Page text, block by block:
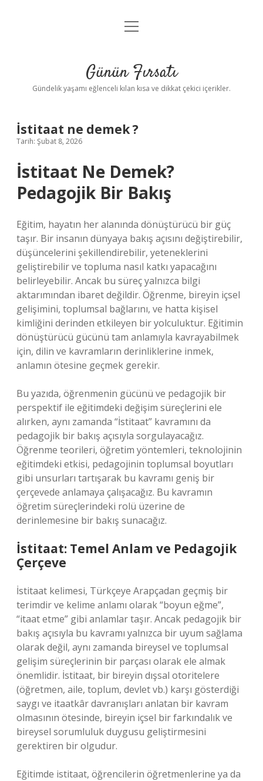
Anasayfa
Yasal Uyarı
menüyü
Günün Fırsatı
Gündelik yaşamı eğlenceli kılan kısa ve dikkat çekici içerikler.
İstitaat ne demek ?
Tarih: Şubat 8, 2026
İstitaat Ne Demek?
Pedagojik Bir Bakış
Eğitim, hayatın her alanında dönüştürücü bir güç
taşır. Bir insanın dünyaya bakış açısını değiştirebilir,
düşüncelerini şekillendirebilir, yeteneklerini
geliştirebilir ve topluma nasıl katkı yapacağını
belirleyebilir. Ancak bu süreç yalnızca bilgi
aktarımından ibaret değildir. Öğrenme, bireyin içsel
gelişimini, toplumsal bağlarını, ve hatta kişisel
kimliğini derinden etkileyen bir yolculuktur. Eğitimin
dönüştürücü gücünü tam anlamıyla kavrayabilmek
için, dilin ve kavramların derinliklerine inmek,
anlamın ötesine geçmek gerekir.
Bu yazıda, öğrenmenin gücünü ve pedagojik bir
perspektif ile eğitimdeki değişim süreçlerini ele
alırken, aynı zamanda “İstitaat” kavramını da
pedagojik bir bakış açısıyla sorgulayacağız.
Öğrenme teorileri, öğretim yöntemleri, teknolojinin
eğitimdeki etkisi, pedagojinin toplumsal boyutları
gibi unsurları tartışarak bu kavramı geniş bir
çerçevede anlamaya çalışacağız. Bu kavramın
öğretim süreçlerindeki rolü üzerine de
derinlemesine bir bakış sunacağız.
İstitaat: Temel Anlam ve Pedagojik
Çerçeve
İstitaat kelimesi, Türkçeye Arapçadan geçmiş bir
terimdir ve kelime anlamı olarak “boyun eğme”,
“itaat etme” gibi anlamlar taşır. Ancak pedagojik bir
bakış açısıyla bu kavramı yalnızca bir uyum sağlama
olarak değil, aynı zamanda bireysel ve toplumsal
gelişim süreçlerinin bir parçası olarak ele almak
önemlidir. İstitaat, bir bireyin dışsal otoritelere
(öğretmen, aile, toplum, devlet vb.) karşı gösterdiği
saygı ve itaatkâr davranışları anlatan bir kavram
olmasının ötesinde, bireyin içsel bir farkındalık ve
bireysel sorumluluk duygusu geliştirmesini
gerektiren bir olgudur.
Eğitimde istitaat, öğrencilerin öğretmenlerine ya da